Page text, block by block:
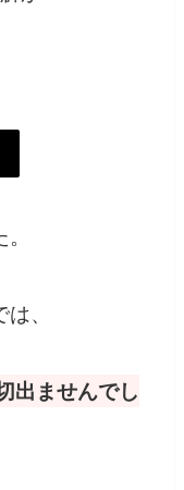
、
出ませんでし